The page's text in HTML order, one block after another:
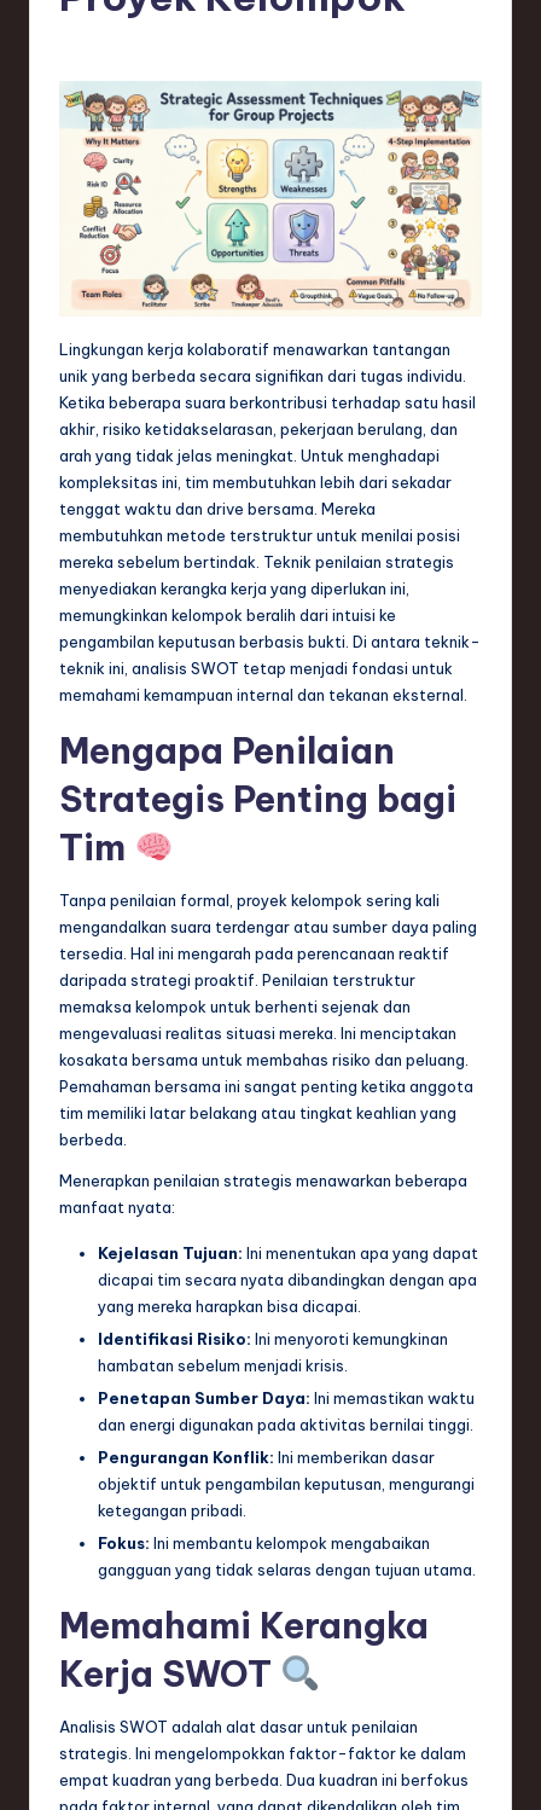
T
d
in
T
Lingkungan kerja kolaboratif menawarkan tantangan
unik yang berbeda secara signifikan dari tugas individu.
Ketika beberapa suara berkontribusi terhadap satu hasil
akhir, risiko ketidakselarasan, pekerjaan berulang, dan
arah yang tidak jelas meningkat. Untuk menghadapi
kompleksitas ini, tim membutuhkan lebih dari sekadar
tenggat waktu dan drive bersama. Mereka
membutuhkan metode terstruktur untuk menilai posisi
mereka sebelum bertindak. Teknik penilaian strategis
menyediakan kerangka kerja yang diperlukan ini,
memungkinkan kelompok beralih dari intuisi ke
pengambilan keputusan berbasis bukti. Di antara teknik-
teknik ini, analisis SWOT tetap menjadi fondasi untuk
memahami kemampuan internal dan tekanan eksternal.
Mengapa Penilaian
Strategis Penting bagi
Tim
Tanpa penilaian formal, proyek kelompok sering kali
mengandalkan suara terdengar atau sumber daya paling
tersedia. Hal ini mengarah pada perencanaan reaktif
daripada strategi proaktif. Penilaian terstruktur
memaksa kelompok untuk berhenti sejenak dan
mengevaluasi realitas situasi mereka. Ini menciptakan
kosakata bersama untuk membahas risiko dan peluang.
Pemahaman bersama ini sangat penting ketika anggota
tim memiliki latar belakang atau tingkat keahlian yang
berbeda.
Menerapkan penilaian strategis menawarkan beberapa
manfaat nyata:
Kejelasan Tujuan: Ini menentukan apa yang dapat
dicapai tim secara nyata dibandingkan dengan apa
yang mereka harapkan bisa dicapai.
Identifikasi Risiko: Ini menyoroti kemungkinan
hambatan sebelum menjadi krisis.
Penetapan Sumber Daya: Ini memastikan waktu
dan energi digunakan pada aktivitas bernilai tinggi.
Pengurangan Konflik: Ini memberikan dasar
objektif untuk pengambilan keputusan, mengurangi
ketegangan pribadi.
Fokus: Ini membantu kelompok mengabaikan
gangguan yang tidak selaras dengan tujuan utama.
Memahami Kerangka
Kerja SWOT
Analisis SWOT adalah alat dasar untuk penilaian
strategis. Ini mengelompokkan faktor-faktor ke dalam
empat kuadran yang berbeda. Dua kuadran ini berfokus